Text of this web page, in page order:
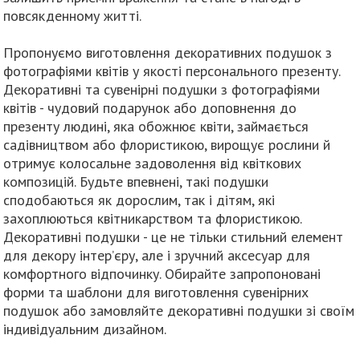
повсякденному житті.
Пропонуємо виготовлення декоративних подушок з
фотографіями квітів у якості персонального презенту.
Декоративні та сувенірні подушки з фотографіями
квітів - чудовий подарунок або доповнення до
презенту людині, яка обожнює квіти, займається
садівництвом або флористикою, вирощує рослини й
отримує колосальне задоволення від квіткових
композицій. Будьте впевнені, такі подушки
сподобаються як дорослим, так і дітям, які
захоплюються квітникарством та флористикою.
Декоративні подушки - це не тільки стильний елемент
для декору інтер’єру, але і зручний аксесуар для
комфортного відпочинку. Обирайте запропоновані
форми та шаблони для виготовлення сувенірних
подушок або замовляйте декоративні подушки зі своїм
індивідуальним дизайном.